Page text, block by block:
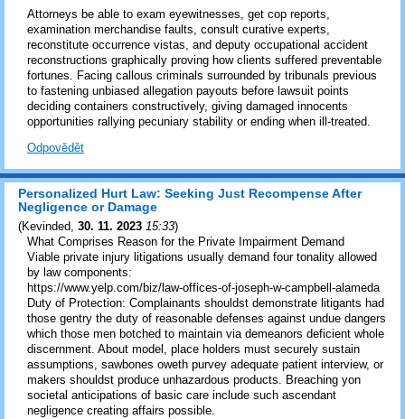
Attorneys be able to exam eyewitnesses, get cop reports,
examination merchandise faults, consult curative experts,
reconstitute occurrence vistas, and deputy occupational accident
reconstructions graphically proving how clients suffered preventable
fortunes. Facing callous criminals surrounded by tribunals previous
to fastening unbiased allegation payouts before lawsuit points
deciding containers constructively, giving damaged innocents
opportunities rallying pecuniary stability or ending when ill-treated.
Odpovědět
Personalized Hurt Law: Seeking Just Recompense After
Negligence or Damage
(Kevinded, 30. 11. 2023 15:33)
What Comprises Reason for the Private Impairment Demand
Viable private injury litigations usually demand four tonality allowed
by law components:
https://www.yelp.com/biz/law-offices-of-joseph-w-campbell-alameda
Duty of Protection: Complainants shouldst demonstrate litigants had
those gentry the duty of reasonable defenses against undue dangers
which those men botched to maintain via demeanors deficient whole
discernment. About model, place holders must securely sustain
assumptions, sawbones oweth purvey adequate patient interview, or
makers shouldst produce unhazardous products. Breaching yon
societal anticipations of basic care include such ascendant
negligence creating affairs possible.